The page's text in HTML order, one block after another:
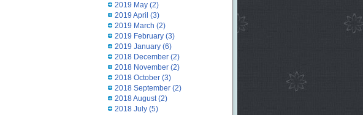
2019 May(2)
2019 April (3)
2019 March (2)
2019 February(3)
2019 January(6)
2018 December(2)
2018 November(2)
2018 October(3)
2018 September(2)
2018 August(2)
2018 July(5)